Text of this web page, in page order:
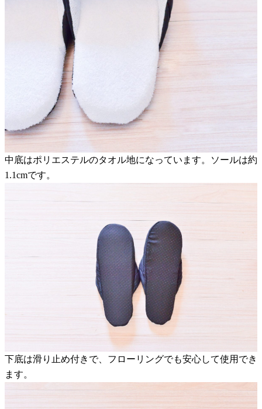
中底はポリエステルのタオル地になっています。ソールは約
1.1cmです。
下底は滑り止め付きで、フローリングでも安心して使用でき
ます。